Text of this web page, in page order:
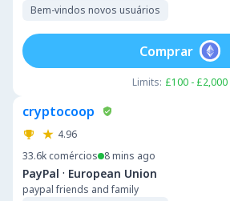
Bem-vindos novos usuários
Limits: £100 - £2,000
Comprar
cryptocoop
4.96
33.6k comércios 8 mins ago
PayPal · European Union
paypal friends and family